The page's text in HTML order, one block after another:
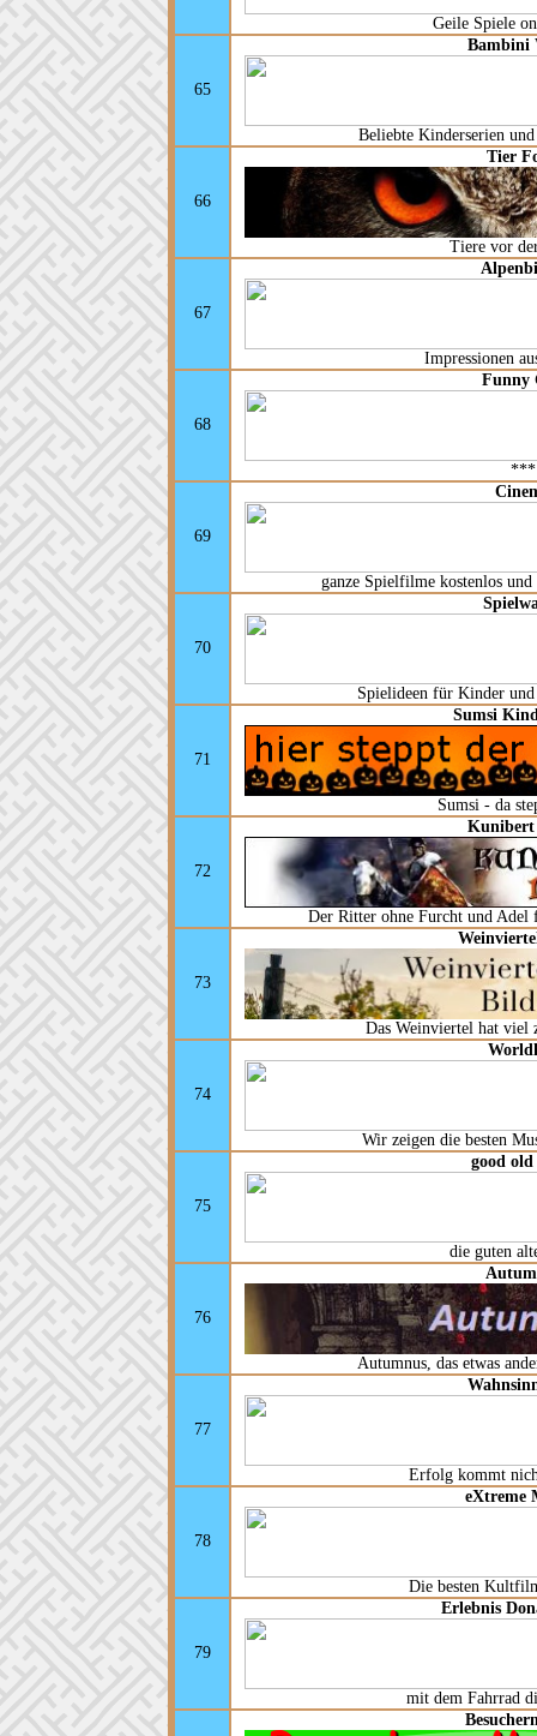
Geile Spiele
65
Bambini
Beliebte Kinderserien
66
Tier
Tiere vor
67
Impressionen
68
Funny
***
69
ganze Spielfilme kostenlos und
70
Spielideen für Kinder
71
Sumsi
Sumsi - da
72
Kunibert
Der Ritter ohne Furcht und
73
Das Weinviertel hat viel
74
Wir zeigen die besten
75
good old
die guten
76
Autumnus, das etwas
77
Erfolg kommt
78
eXtreme
Die besten
79
Erlebnis
mit dem Fahrrad